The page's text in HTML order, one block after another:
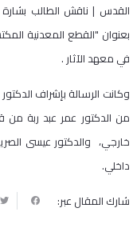
القدس | ناقش الطالب بشارة
بعنوان "القطع المعدنية
في معهد الآثار .
وكانت الرسالة بإشراف
من الدكتور عمر عبد ربة
خارجي، والدكتور عيسى
داخلي.
شارك المقال عبر: